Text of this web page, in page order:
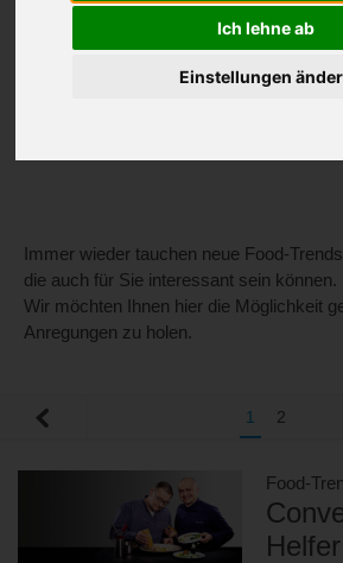
Ich lehne ab
Einstellungen
Immer wieder tauchen neue Food-
die auch für Sie interessant sein können.
Wir möchten Ihnen hier die Möglichkeit
Anregungen zu holen.
1 2
Food-